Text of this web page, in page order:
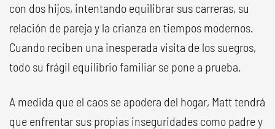
con dos hijos, intentando equilibrar sus carreras, su
relación de pareja y la crianza en tiempos modernos.
Cuando reciben una inesperada visita de los suegros,
todo su frágil equilibrio familiar se pone a prueba.
A medida que el caos se apodera del hogar, Matt tendrá
que enfrentar sus propias inseguridades como padre y